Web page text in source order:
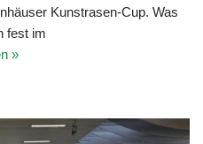
Kunstrasen-Cup. Was
fest im
»